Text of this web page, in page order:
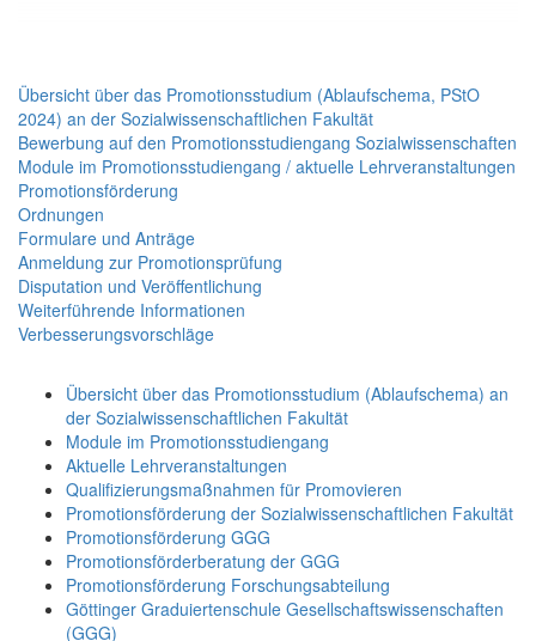
Übersicht über das Promotionsstudium (Ablaufschema, PStO
2024) an der Sozialwissenschaftlichen Fakultät
Bewerbung auf den Promotionsstudiengang Sozialwissenschaften
Module im Promotionsstudiengang / aktuelle Lehrveranstaltungen
Promotionsförderung
Ordnungen
Formulare und Anträge
Anmeldung zur Promotionsprüfung
Disputation und Veröffentlichung
Weiterführende Informationen
Verbesserungsvorschläge
Übersicht über das Promotionsstudium (Ablaufschema) an
der Sozialwissenschaftlichen Fakultät
Module im Promotionsstudiengang
Aktuelle Lehrveranstaltungen
Qualifizierungsmaßnahmen für Promovieren
Promotionsförderung der Sozialwissenschaftlichen Fakultät
Promotionsförderung GGG
Promotionsförderberatung der GGG
Promotionsförderung Forschungsabteilung
Göttinger Graduiertenschule Gesellschaftswissenschaften
(GGG)